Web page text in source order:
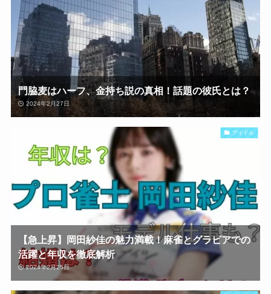
門脇麦はハーフ、金持ち説の真相！話題の彼氏とは？
2024年2月27日
アイドル
【急上昇】岡田紗佳の魅力満載！麻雀とグラビアでの
活躍と年収を徹底解析
2024年2月25日